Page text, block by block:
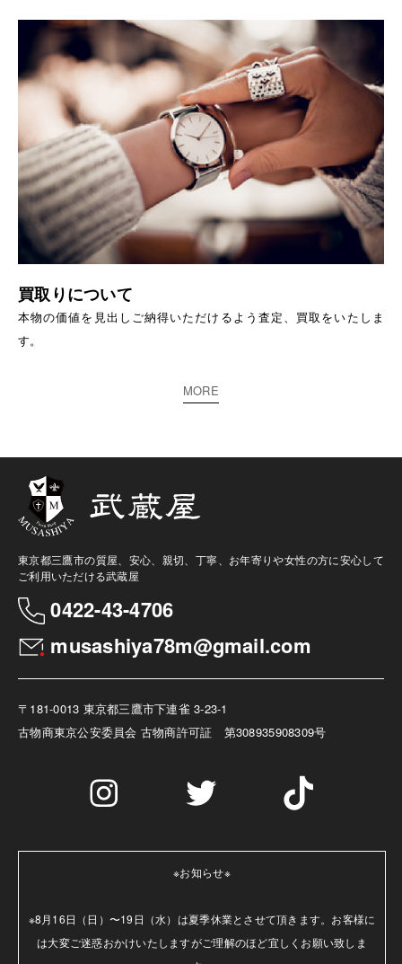
買取りについて
本物の価値を見出しご納得いただけるよう査定、買取をいたしま
す。
MORE
東京都三鷹市の質屋、安心、親切、丁寧、お年寄りや女性の方に安心して
ご利用いただける武蔵屋
0422-43-4706
musashiya78m@gmail.com
〒181-0013 東京都三鷹市下連雀 3-23-1
古物商東京公安委員会 古物商許可証 第308935908309号
※お知らせ※
※8月16日（日）〜19日（水）は夏季休業とさせて頂きます。お客様に
は大変ご迷惑おかけいたしますがご理解のほど宜しくお願い致しま